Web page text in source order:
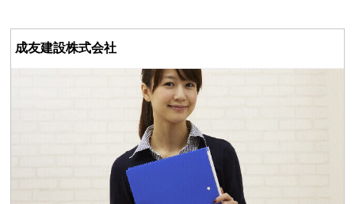
成友建設株式会社